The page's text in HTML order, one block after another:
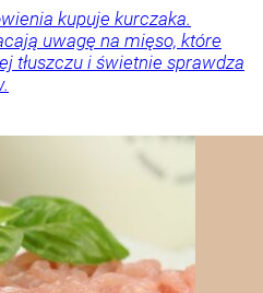
kupuje kurczaka.
uwagę na mięso, które
tłuszczu i świetnie sprawdza